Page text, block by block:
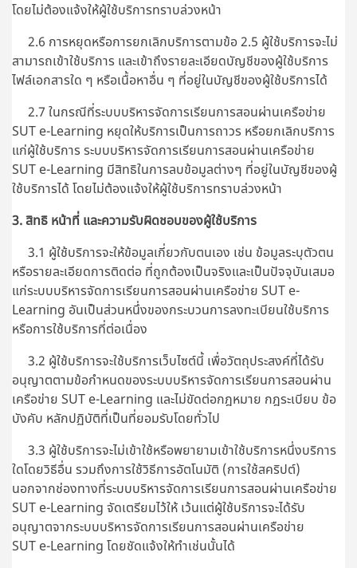
โดยไม่ต้องแจ้งให้ผู้ใช้บริการทราบล่วงหน้า
2.6 การหยุดหรือการยกเลิกบริการตามข้อ 2.5 ผู้ใช้บริการจะไม่
สามารถเข้าใช้บริการ และเข้าถึงรายละเอียดบัญชีของผู้ใช้บริการ
ไฟล์เอกสารใด ๆ หรือเนื้อหาอื่น ๆ ที่อยู่ในบัญชีของผู้ใช้บริการได้
2.7 ในกรณีที่ระบบบริหารจัดการเรียนการสอนผ่านเครือข่าย
SUT e-Learning หยุดให้บริการเป็นการถาวร หรือยกเลิกบริการ
แก่ผู้ใช้บริการ ระบบบริหารจัดการเรียนการสอนผ่านเครือข่าย
SUT e-Learning มีสิทธิในการลบข้อมูลต่างๆ ที่อยู่ในบัญชีของผู้
ใช้บริการได้ โดยไม่ต้องแจ้งให้ผู้ใช้บริการทราบล่วงหน้า
3. สิทธิ หน้าที่ และความรับผิดชอบของผู้ใช้บริการ
3.1 ผู้ใช้บริการจะให้ข้อมูลเกี่ยวกับตนเอง เช่น ข้อมูลระบุตัวตน
หรือรายละเอียดการติดต่อ ที่ถูกต้องเป็นจริงและเป็นปัจจุบันเสมอ
แก่ระบบบริหารจัดการเรียนการสอนผ่านเครือข่าย SUT e-
Learning อันเป็นส่วนหนึ่งของกระบวนการลงทะเบียนใช้บริการ
หรือการใช้บริการที่ต่อเนื่อง
3.2 ผู้ใช้บริการจะใช้บริการเว็บไซต์นี้ เพื่อวัตถุประสงค์ที่ได้รับ
อนุญาตตามข้อกำหนดของระบบบริหารจัดการเรียนการสอนผ่าน
เครือข่าย SUT e-Learning และไม่ขัดต่อกฎหมาย กฎระเบียบ ข้อ
บังคับ หลักปฏิบัติที่เป็นที่ยอมรับโดยทั่วไป
3.3 ผู้ใช้บริการจะไม่เข้าใช้หรือพยายามเข้าใช้บริการหนึ่งบริการ
ใดโดยวิธีอื่น รวมถึงการใช้วิธีการอัตโนมัติ (การใช้สคริปต์)
นอกจากช่องทางที่ระบบบริหารจัดการเรียนการสอนผ่านเครือข่าย
SUT e-Learning จัดเตรียมไว้ให้ เว้นแต่ผู้ใช้บริการจะได้รับ
อนุญาตจากระบบบริหารจัดการเรียนการสอนผ่านเครือข่าย
SUT e-Learning โดยชัดแจ้งให้ทำเช่นนั้นได้